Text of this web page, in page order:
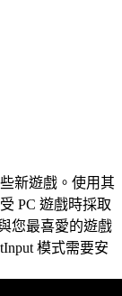
新遊戲。使用其
PC 遊戲時採取
您最喜愛的遊戲
模式需要安